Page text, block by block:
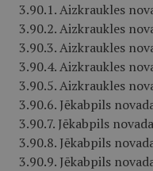
3.90.1. Aizkraukles
3.90.2. Aizkraukles
3.90.3. Aizkraukles
3.90.4. Aizkraukles
3.90.5. Aizkraukles
3.90.6. Jēkabpils
3.90.7. Jēkabpils
3.90.8. Jēkabpils
3.90.9. Jēkabpils